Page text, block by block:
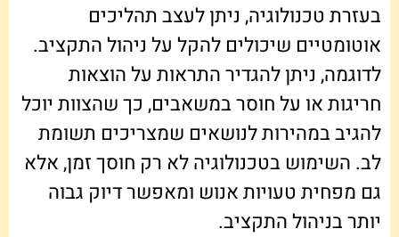
בעזרת טכנולוגיה, ניתן לעצב תהליכים
אוטומטיים שיכולים להקל על ניהול התקציב.
לדוגמה, ניתן להגדיר התראות על הוצאות
חריגות או על חוסר במשאבים, כך שהצוות יוכל
להגיב במהירות לנושאים שמצריכים תשומת
לב. השימוש בטכנולוגיה לא רק חוסך זמן, אלא
גם מפחית טעויות אנוש ומאפשר דיוק גבוה
יותר בניהול התקציב.